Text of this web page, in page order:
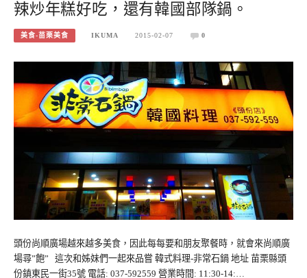
辣炒年糕好吃，還有韓國部隊鍋。
美食-苗栗美食 IKUMA 2015-02-07 0
頭份尚順廣場越來越多美食，因此每每要和朋友聚餐時，就會來尚順廣
場尋”飽” 這次和姊妹們一起來品嘗 韓式料理-非常石鍋 地址 苗栗縣頭
份鎮東民一街35號 電話: 037-592559 營業時間: 11:30-14:…